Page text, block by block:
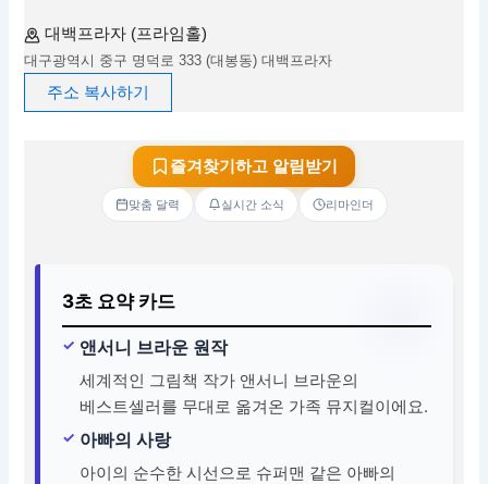
대백프라자 (프라임홀)
대구광역시 중구 명덕로 333 (대봉동) 대백프라자
주소 복사하기
즐겨찾기하고 알림받기
맞춤 달력 실시간 소식 리마인더
3초 요약 카드
앤서니 브라운 원작
세계적인 그림책 작가 앤서니 브라운의
베스트셀러를 무대로 옮겨온 가족 뮤지컬이에요.
아빠의 사랑
아이의 순수한 시선으로 슈퍼맨 같은 아빠의